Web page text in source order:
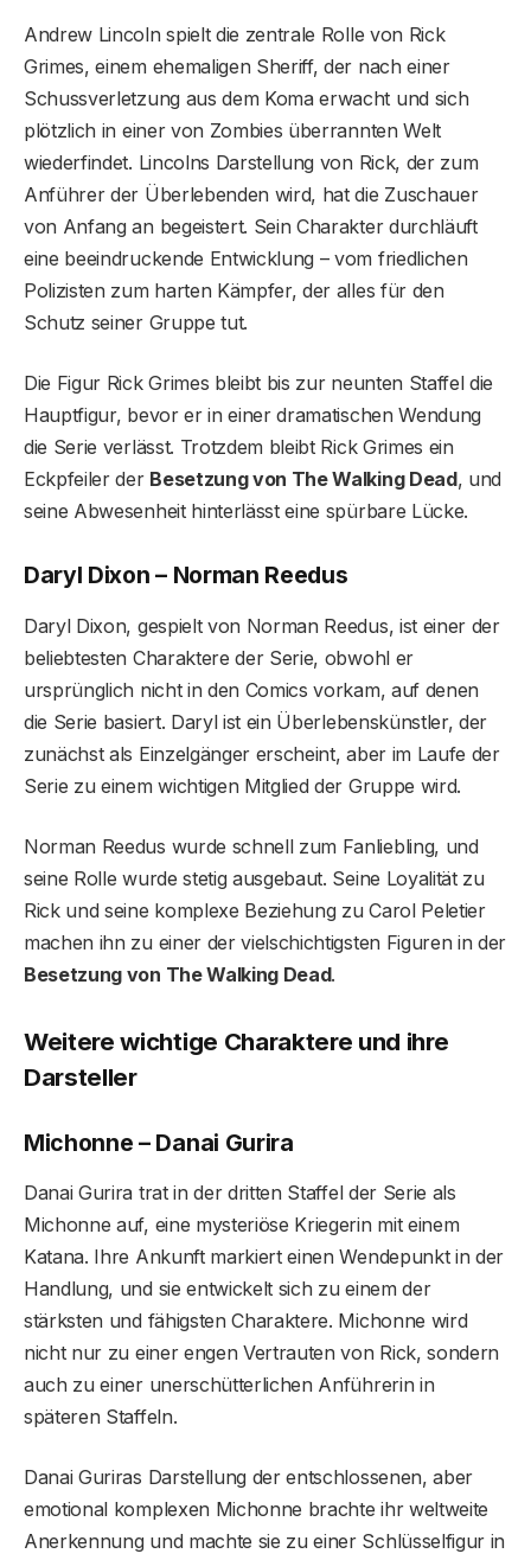
Andrew Lincoln spielt die zentrale Rolle von Rick
Grimes, einem ehemaligen Sheriff, der nach einer
Schussverletzung aus dem Koma erwacht und sich
plötzlich in einer von Zombies überrannten Welt
wiederfindet. Lincolns Darstellung von Rick, der zum
Anführer der Überlebenden wird, hat die Zuschauer
von Anfang an begeistert. Sein Charakter durchläuft
eine beeindruckende Entwicklung – vom friedlichen
Polizisten zum harten Kämpfer, der alles für den
Schutz seiner Gruppe tut.
Die Figur Rick Grimes bleibt bis zur neunten Staffel die
Hauptfigur, bevor er in einer dramatischen Wendung
die Serie verlässt. Trotzdem bleibt Rick Grimes ein
Eckpfeiler der Besetzung von The Walking Dead, und
seine Abwesenheit hinterlässt eine spürbare Lücke.
Daryl Dixon – Norman Reedus
Daryl Dixon, gespielt von Norman Reedus, ist einer der
beliebtesten Charaktere der Serie, obwohl er
ursprünglich nicht in den Comics vorkam, auf denen
die Serie basiert. Daryl ist ein Überlebenskünstler, der
zunächst als Einzelgänger erscheint, aber im Laufe der
Serie zu einem wichtigen Mitglied der Gruppe wird.
Norman Reedus wurde schnell zum Fanliebling, und
seine Rolle wurde stetig ausgebaut. Seine Loyalität zu
Rick und seine komplexe Beziehung zu Carol Peletier
machen ihn zu einer der vielschichtigsten Figuren in der
Besetzung von The Walking Dead.
Weitere wichtige Charaktere und ihre
Darsteller
Michonne – Danai Gurira
Danai Gurira trat in der dritten Staffel der Serie als
Michonne auf, eine mysteriöse Kriegerin mit einem
Katana. Ihre Ankunft markiert einen Wendepunkt in der
Handlung, und sie entwickelt sich zu einem der
stärksten und fähigsten Charaktere. Michonne wird
nicht nur zu einer engen Vertrauten von Rick, sondern
auch zu einer unerschütterlichen Anführerin in
späteren Staffeln.
Danai Guriras Darstellung der entschlossenen, aber
emotional komplexen Michonne brachte ihr weltweite
Anerkennung und machte sie zu einer Schlüsselfigur in